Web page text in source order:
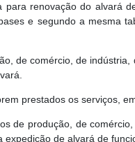
renovação do alvará
e segundo a mesma
de comércio, de indústria,
prestados os serviços,
de produção, de
de alvará de